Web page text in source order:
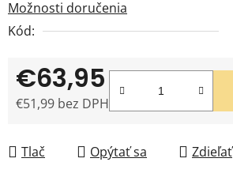
Možnosti doručenia
Kód:
€63,95
€51,99 bez DPH
Tlač Opýtať sa Zdieľať